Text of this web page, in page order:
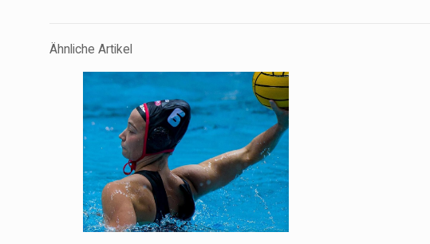
Ähnliche Artikel